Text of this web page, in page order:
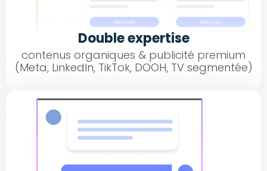
Double expertise
contenus organiques & publicité premium
(Meta, LinkedIn, TikTok, DOOH, TV segmentée)